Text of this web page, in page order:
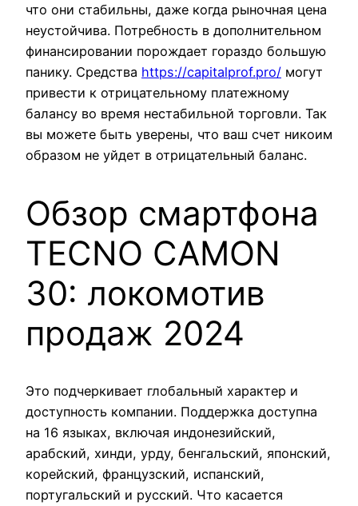
что они стабильны, даже когда рыночная цена
неустойчива. Потребность в дополнительном
финансировании порождает гораздо большую
панику. Средства https://capitalprof.pro/ могут
привести к отрицательному платежному
балансу во время нестабильной торговли. Так
вы можете быть уверены, что ваш счет никоим
образом не уйдет в отрицательный баланс.
Обзор смартфона
TECNO CAMON
30: локомотив
продаж 2024
Это подчеркивает глобальный характер и
доступность компании. Поддержка доступна
на 16 языках, включая индонезийский,
арабский, хинди, урду, бенгальский, японский,
корейский, французский, испанский,
португальский и русский. Что касается